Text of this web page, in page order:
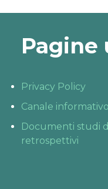
Pagine
Privacy Policy
Canale
Documenti studi
retrospettivi